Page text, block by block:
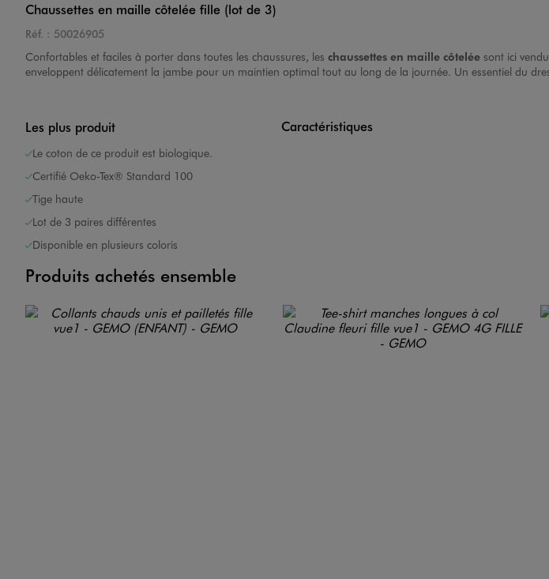
Chaussettes en maille côtelée fille (lot de 3)
Réf. : 50026905
Confortables et faciles à porter dans toutes les chaussures, les chaussettes en maille côtelée sont ici
enveloppent délicatement la jambe pour un maintien optimal tout au long de la journée. Un essentiel du
Les plus produit
Le coton de ce produit est biologique.
Certifié Oeko-Tex® Standard 100
Tige haute
Lot de 3 paires différentes
Disponible en plusieurs coloris
Caractéristiques
Produits achetés ensemble